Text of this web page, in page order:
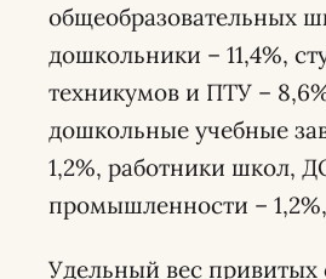
общеобразовательных
дошкольники – 11,4%,
техникумов и ПТУ –
дошкольные учебные
1,2%, работники школ,
промышленности –
Удельный вес привитых